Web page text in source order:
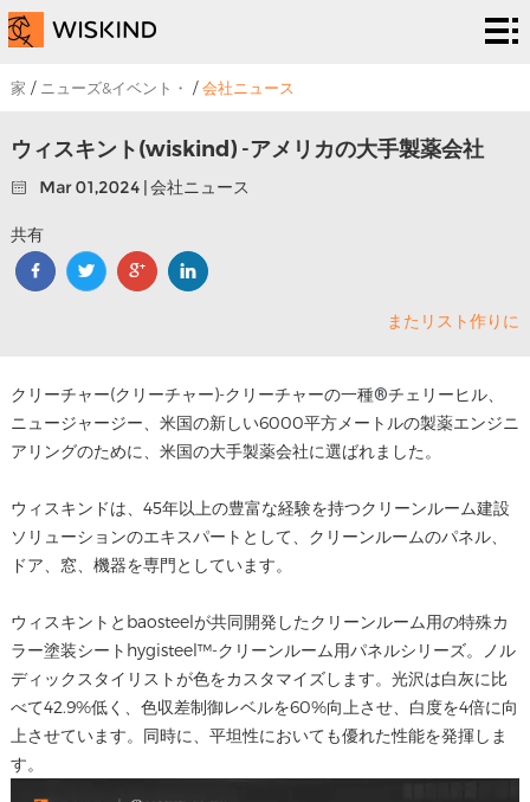
い
く
で
す
テ
ム
EPC
サー
ビス
決
策
プ
ロ
ク
ト
私
は
ニュ
&イ
ベン
ト・
络
家 / ニューズ&イベント・ /会社ニュース
ウィスキント(wiskind) -アメリカの大手製薬会社
Mar 01,2024 | 会社ニュース
共有
またリスト作りに
クリーチャー(クリーチャー)-クリーチャーの一種®チェリーヒル、
ニュージャージー、米国の新しい6000平方メートルの製薬エンジニ
アリングのために、米国の大手製薬会社に選ばれました。
ウィスキンドは、45年以上の豊富な経験を持つクリーンルーム建設
ソリューションのエキスパートとして、クリーンルームのパネル、
ドア、窓、機器を専門としています。
ウィスキントとbaosteelが共同開発したクリーンルーム用の特殊カ
ラー塗装シートhygisteel™-クリーンルーム用パネルシリーズ。ノル
ディックスタイリストが色をカスタマイズします。光沢は白灰に比
べて42.9%低く、色収差制御レベルを60%向上させ、白度を4倍に向
上させています。同時に、平坦性においても優れた性能を発揮しま
す。